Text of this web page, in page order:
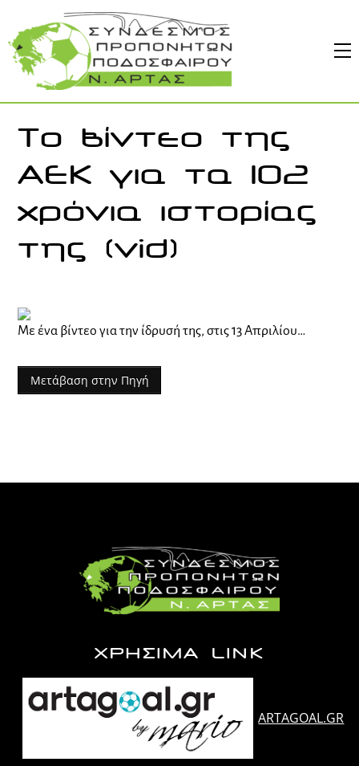
content
Το βίντεο της
ΑΕΚ για τα 102
χρόνια ιστορίας
της (vid)
Με ένα βίντεο για την ίδρυσή της, στις 13 Απριλίου…
Μετάβαση στην Πηγή
ΧΡΗΣΙΜΑ LINK
ARTAGOAL.GR